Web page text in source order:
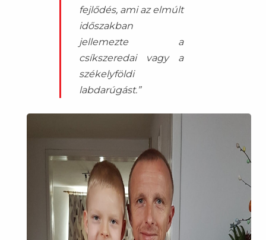
fejlődés, ami az elmúlt
időszakban
jellemezte a
csíkszeredai vagy a
székelyföldi
labdarúgást.”